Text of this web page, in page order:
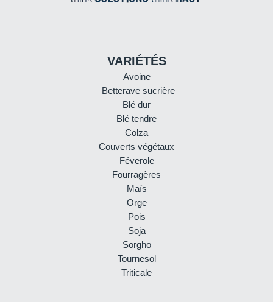
VARIÉTÉS
Avoine
Betterave sucrière
Blé dur
Blé tendre
Colza
Couverts végétaux
Féverole
Fourragères
Maïs
Orge
Pois
Soja
Sorgho
Tournesol
Triticale